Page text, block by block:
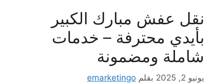
نقل عفش مبارك الكبير
بأيدي محترفة – خدمات
شاملة ومضمونة
يونيو 2, 2025 بقلم emarketingo